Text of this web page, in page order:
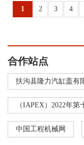
1 2 3 4
合作站点
扶沟县隆力汽缸盖有
（IAPEX）2022年
中国工程机械网